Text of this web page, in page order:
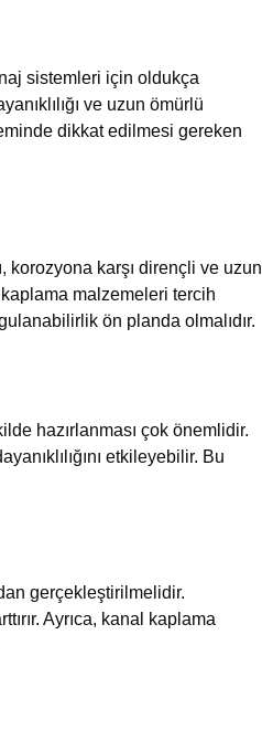
sistemleri için oldukça
ve uzun ömürlü
dikkat edilmesi gereken
korozyona karşı dirençli ve uzun
malzemeleri tercih
ön planda olmalıdır.
hazırlanması çok önemlidir.
etkileyebilir. Bu
gerçekleştirilmelidir.
Ayrıca, kanal kaplama